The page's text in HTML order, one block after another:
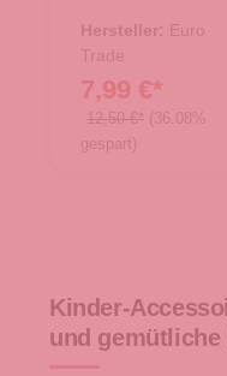
Hersteller: Euro
Trade
7,99 €*
12,50 €* (36.08%
gespart)
Kinder-
und gemütliche